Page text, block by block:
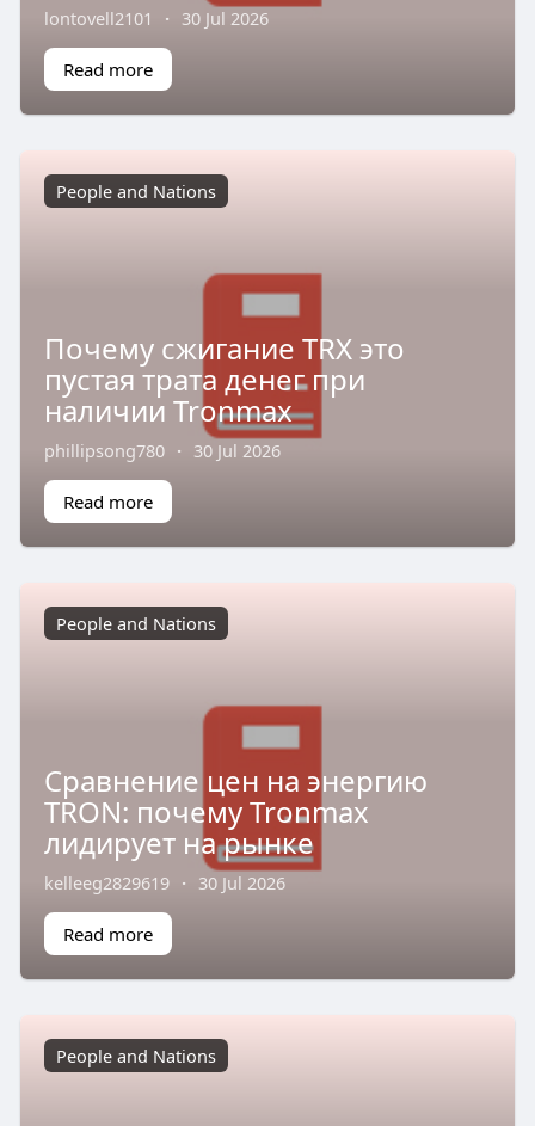
lontovell2101 · 30 Jul 2026
Read more
People and Nations
Почему сжигание TRX это
пустая трата денег при
наличии Tronmax
phillipsong780 · 30 Jul 2026
Read more
People and Nations
Сравнение цен на энергию
TRON: почему Tronmax
лидирует на рынке
kelleeg2829619 · 30 Jul 2026
Read more
People and Nations